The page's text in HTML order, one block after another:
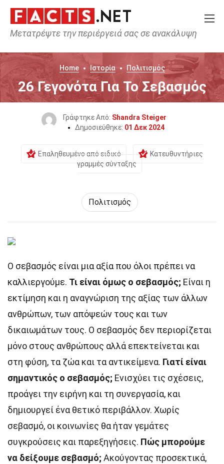
Μετατρέψτε την περιέργειά σας σε ανακάλυψη
Home Ιστορία Πολιτισμός
26 Γεγονότα Για Το Σεβασμός
Γράφτηκε Από: Shandra Steiger
Δημοσιεύθηκε: 01 Δεκ 2024
Επαληθευμένο από ειδικό
Κατευθυντήριες
γραμμές σύνταξης
Πολιτισμός
Ο σεβασμός είναι μια αξία που όλοι πρέπει να
καλλιεργούμε. Τι είναι όμως ο σεβασμός; Είναι η
εκτίμηση και η αναγνώριση της αξίας των άλλων
ανθρώπων, των απόψεών τους και των
δικαιωμάτων τους. Ο σεβασμός δεν περιορίζεται
μόνο στους ανθρώπους αλλά επεκτείνεται και
στη φύση, τα ζώα και τα αντικείμενα. Γιατί είναι
σημαντικός ο σεβασμός; Ενισχύει τις σχέσεις,
προάγει την ειρήνη και τη συνεργασία, και
δημιουργεί ένα θετικό περιβάλλον. Χωρίς
σεβασμό, οι κοινωνίες θα ήταν γεμάτες
συγκρούσεις και παρεξηγήσεις. Πώς μπορούμε
να δείξουμε σεβασμό; Ακούγοντας προσεκτικά,